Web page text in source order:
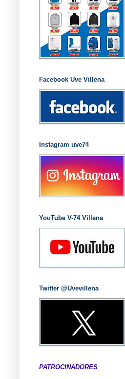
Facebook Uve Villena
Instagram uve74
YouTube V-74 Villena
Twitter @Uvevillena
PATROCINADORES